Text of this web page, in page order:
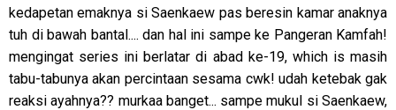
kedapetan emaknya si Saenkaew pas beresin kamar anaknya
tuh di bawah bantal.... dan hal ini sampe ke Pangeran Kamfah!
mengingat series ini berlatar di abad ke-19, which is masih
tabu-tabunya akan percintaan sesama cwk! udah ketebak gak
reaksi ayahnya?? murkaa banget... sampe mukul si Saenkaew,